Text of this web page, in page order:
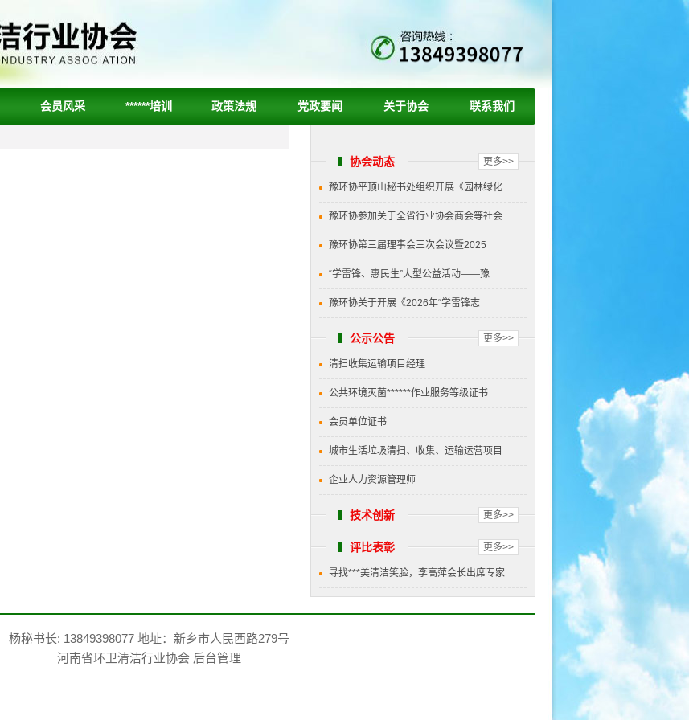
会员风采 ******培训 政策法规 党政要闻 关于协会 联系我们
更多>>
协会动态
豫环协平顶山秘书处组织开展《园林绿化
豫环协参加关于全省行业协会商会等社会
豫环协第三届理事会三次会议暨2025
“学雷锋、惠民生”大型公益活动——豫
豫环协关于开展《2026年“学雷锋志
更多>>
公示公告
清扫收集运输项目经理
公共环境灭菌******作业服务等级证书
会员单位证书
城市生活垃圾清扫、收集、运输运营项目
企业人力资源管理师
更多>>
技术创新
更多>>
评比表彰
寻找***美清洁笑脸，李高萍会长出席专家
杨秘书长: 13849398077 地址：新乡市人民西路279号
河南省环卫清洁行业协会 后台管理